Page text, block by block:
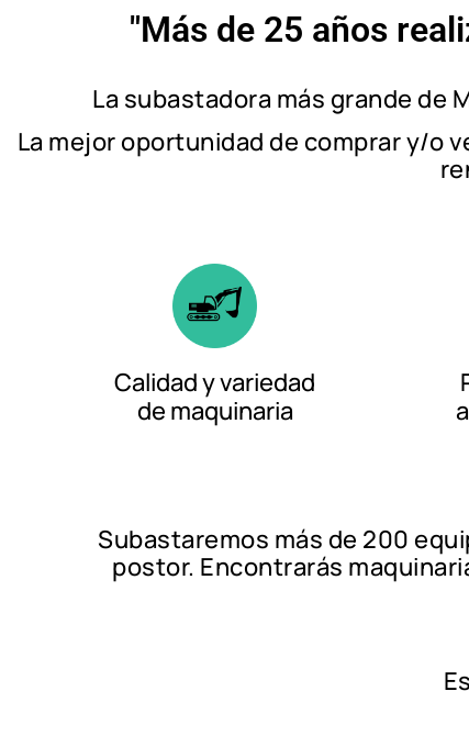
"Más de 25 años
La subastadora más grande de
La mejor oportunidad de comprar y/o
Calidad y variedad
de maquinaria
Subastaremos más de 200
postor. Encontrarás